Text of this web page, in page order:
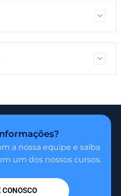
a nossa equipe e saiba
um dos nossos cursos.
CONOSCO